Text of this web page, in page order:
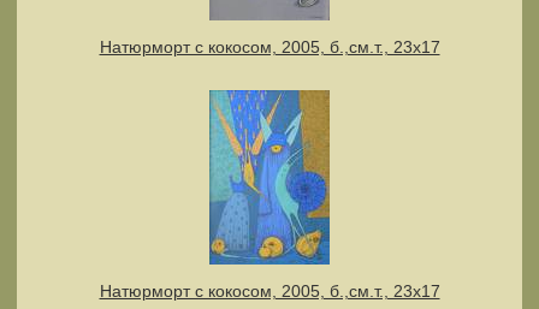
Натюрморт с кокосом, 2005, б.,см.т., 23х17
Натюрморт с кокосом, 2005, б.,см.т., 23х17